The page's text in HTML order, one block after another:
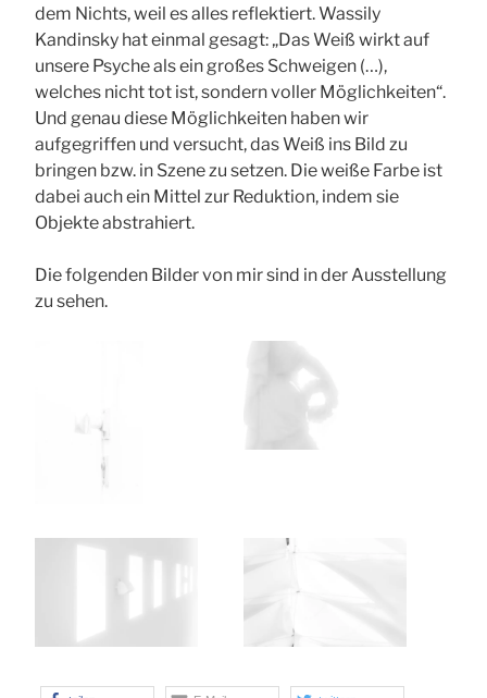
dem Nichts, weil es alles reflektiert. Wassily
Kandinsky hat einmal gesagt: „Das Weiß wirkt auf
unsere Psyche als ein großes Schweigen (…),
welches nicht tot ist, sondern voller Möglichkeiten“.
Und genau diese Möglichkeiten haben wir
aufgegriffen und versucht, das Weiß ins Bild zu
bringen bzw. in Szene zu setzen. Die weiße Farbe ist
dabei auch ein Mittel zur Reduktion, indem sie
Objekte abstrahiert.
Die folgenden Bilder von mir sind in der Ausstellung
zu sehen.